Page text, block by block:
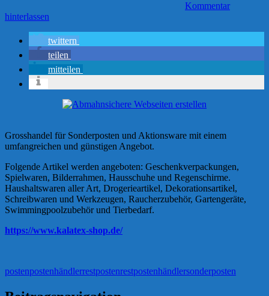
Kommentar
hinterlassen
twittern
teilen
mitteilen
Grosshandel für Sonderposten und Aktionsware mit einem
umfangreichen und günstigen Angebot.
Folgende Artikel werden angeboten: Geschenkverpackungen,
Spielwaren, Bilderrahmen, Hausschuhe und Regenschirme.
Haushaltswaren aller Art, Drogerieartikel, Dekorationsartikel,
Schreibwaren und Werkzeugen, Raucherzubehör, Gartengeräte,
Swimmingpoolzubehör und Tierbedarf.
https://www.kalatex-shop.de/
postenpostenhändlerrestpostenrestpostenhändlersonderposten